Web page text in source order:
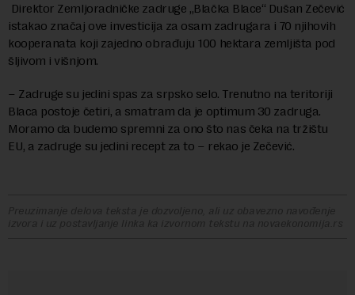
Direktor Zemljoradničke zadruge „Blačka Blace“ Dušan Zečević
istakao značaj ove investicija za osam zadrugara i 70 njihovih
kooperanata koji zajedno obrađuju 100 hektara zemljišta pod
šljivom i višnjom.
– Zadruge su jedini spas za srpsko selo. Trenutno na teritoriji
Blaca postoje četiri, a smatram da je optimum 30 zadruga.
Moramo da budemo spremni za ono što nas čeka na tržištu
EU, a zadruge su jedini recept za to – rekao je Zečević.
Preuzimanje delova teksta je dozvoljeno, ali uz obavezno navođenje
izvora i uz postavljanje linka ka izvornom tekstu na novaekonomija.rs